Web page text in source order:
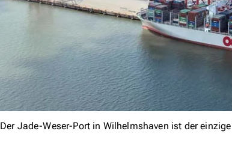
Der Jade-Weser-Port in Wilhelmshaven ist der